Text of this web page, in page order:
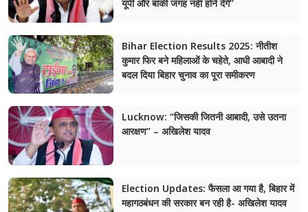
यूपी और बाकी जगह नहीं होने देंगे”
Bihar Election Results 2025: नीतीश
कुमार फिर बने महिलाओं के चहेते, आधी आबादी ने
बदल दिया बिहार चुनाव का पूरा समीकरण
Lucknow: “जिसकी जितनी आबादी, उसे उतना
आरक्षण” – अखिलेश यादव
Election Updates: फैसला आ गया है, बिहार में
महागठबंधन की सरकार बन रही है- अखिलेश यादव
अलीगढ़
मथुरा
मेरठ
मुरादाबाद
गोरखपुर
प्रयागराज
रामपुर